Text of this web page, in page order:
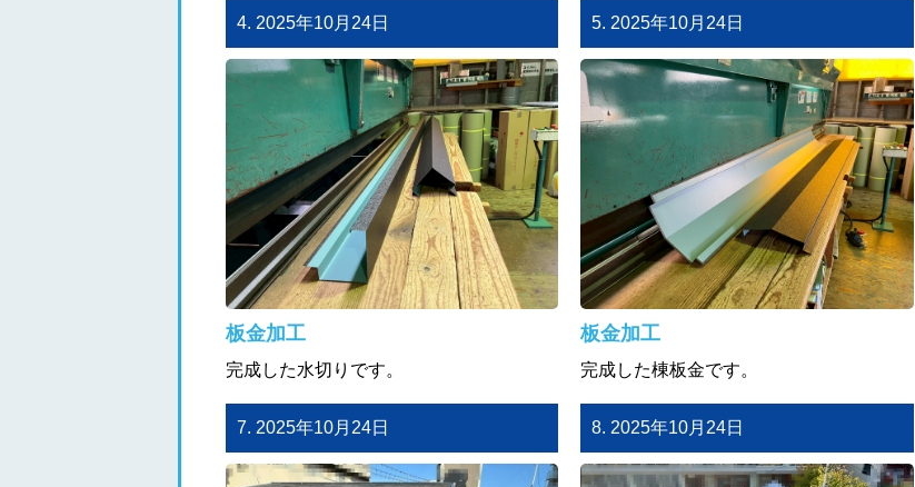
4. 2025年10月24日
板金加工
完成した水切りです。
5. 2025年10月24日
板金加工
完成した棟板金です。
7. 2025年10月24日 8. 2025年10月24日